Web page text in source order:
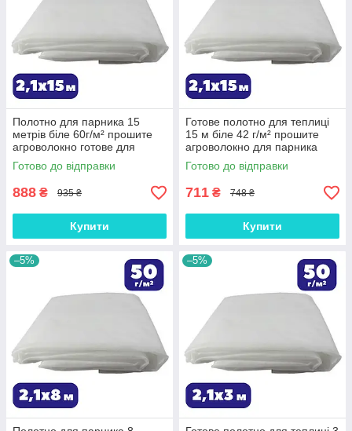
Полотно для парника 15
метрів біле 60г/м² прошите
агроволокно готове для
теплиці Shadow зимово-
весняне на зиму
Готово до відправки
888 ₴ 935 ₴
Купити
Готове полотно для теплиці
15 м біле 42 г/м² прошите
агроволокно для парника
Shadow зимово-весняне на
зиму
Готово до відправки
711 ₴ 748 ₴
Купити
–5% –5%